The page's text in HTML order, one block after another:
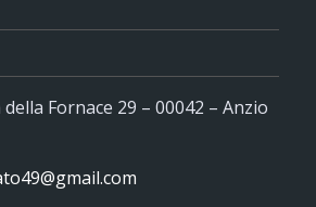
della Fornace 29 – 00042 – Anzio